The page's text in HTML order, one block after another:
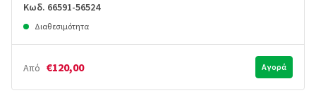
Κωδ. 66591-56524
Διαθεσιμότητα
Από €120,00 Αγορά